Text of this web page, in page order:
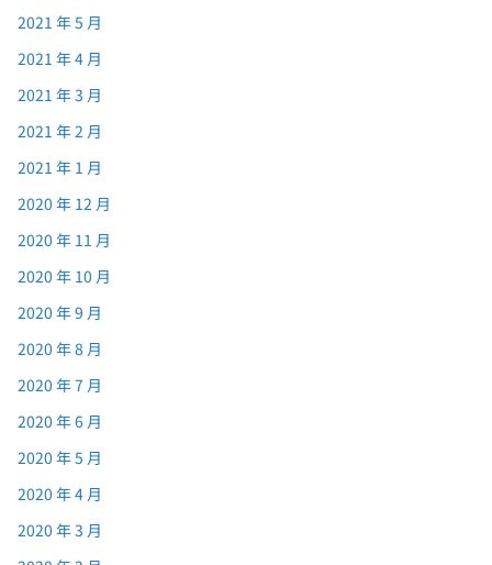
2021 年 5 月
2021 年 4 月
2021 年 3 月
2021 年 2 月
2021 年 1 月
2020 年 12 月
2020 年 11 月
2020 年 10 月
2020 年 9 月
2020 年 8 月
2020 年 7 月
2020 年 6 月
2020 年 5 月
2020 年 4 月
2020 年 3 月